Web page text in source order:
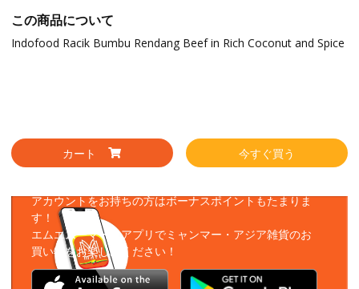
この商品について
Indofood Racik Bumbu Rendang Beef in Rich Coconut and Spice
カート 今すぐ買う
アカウントをお持ちの方はボーナスポイントもたまりま
す！
エムエムーマートアプリでミャンマー・アジア雑貨のお
買い物をお楽しみください！